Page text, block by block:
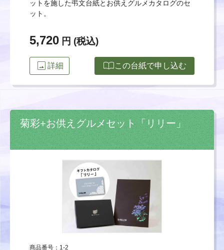
ットを施した弔文台紙とお供えグルメカタログのセ
ット。
5,720 円 (税込)
image 詳細 import_contactsこの台紙で申し込む
菊彩+お供えグルメセット「リリー」
商品番号：1-2